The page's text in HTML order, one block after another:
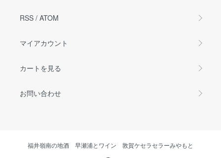
RSS / ATOM
マイアカウント
カートを見る
お問い合わせ
福井嶺南の地酒 早瀬浦とワイン 敦賀ケセラセラーみやもと